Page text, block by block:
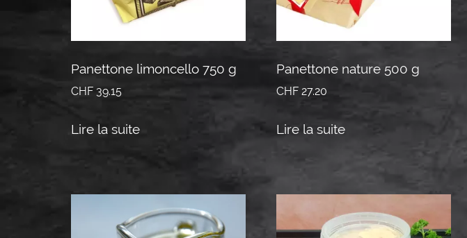
Panettone limoncello 750 g
CHF 39.15
Lire la suite
Panettone nature 500 g
CHF27.20
Lire la suite